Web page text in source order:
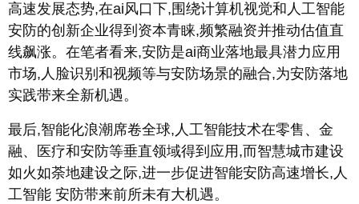
高速发展态势,在ai风口下,围绕计算机视觉和人工智能
安防的创新企业得到资本青睐,频繁融资并推动估值直
线飙涨。在笔者看来,安防是ai商业落地最具潜力应用
市场,人脸识别和视频等与安防场景的融合,为安防落地
实践带来全新机遇。
最后,智能化浪潮席卷全球,人工智能技术在零售、金
融、医疗和安防等垂直领域得到应用,而智慧城市建设
如火如荼地建设之际,进一步促进智能安防高速增长,人
工智能 安防带来前所未有大机遇。